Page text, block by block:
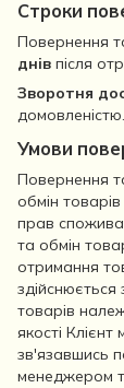
Строки
Повернення
днів після
Зворотня
домовленістю.
Умови
Повернення
обмін
прав
та обмін
отримання
товарів
якості
зв'язавшись
менеджером